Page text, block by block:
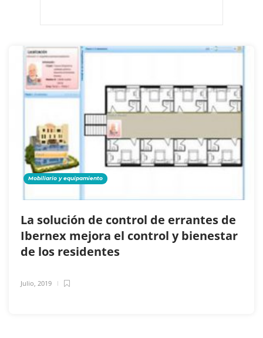
Mobiliario y equipamiento
La solución de control de errantes de
Ibernex mejora el control y bienestar
de los residentes
Julio, 2019